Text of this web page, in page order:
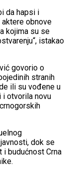
da hapsi i
aktere obnove
kojima su se
istakao
govorio o
stranih
ili su vođene u
i otvorila novu
dok se
budućnost Crna